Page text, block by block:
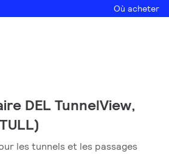
Où acheter
DEL TunnelView,
les tunnels et les passages